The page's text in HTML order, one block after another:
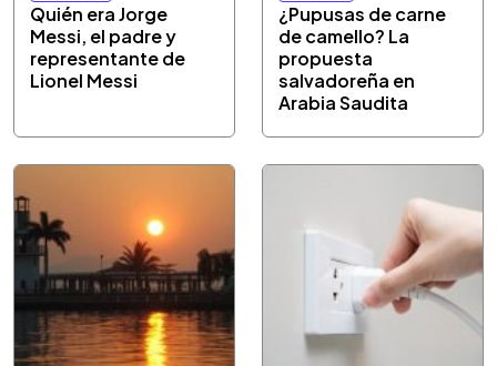
Quién era Jorge
Messi, el padre y
representante de
Lionel Messi
¿Pupusas de carne
de camello? La
propuesta
salvadoreña en
Arabia Saudita